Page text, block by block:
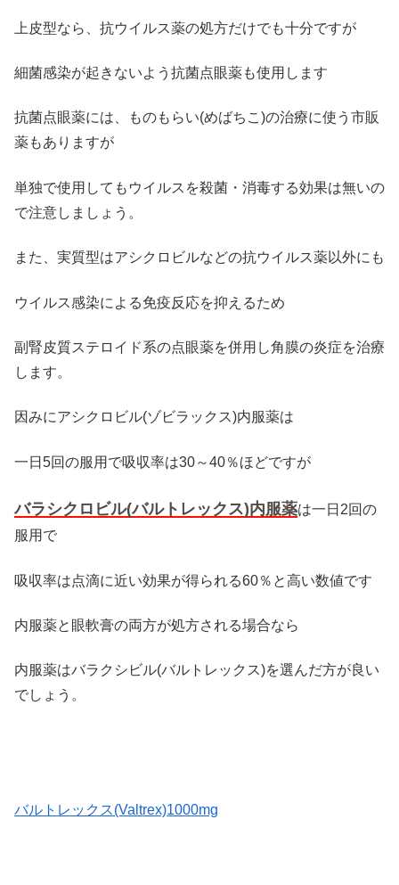
上皮型なら、抗ウイルス薬の処方だけでも十分ですが
細菌感染が起きないよう抗菌点眼薬も使用します
抗菌点眼薬には、ものもらい(めばちこ)の治療に使う市販
薬もありますが
単独で使用してもウイルスを殺菌・消毒する効果は無いの
で注意しましょう。
また、実質型はアシクロビルなどの抗ウイルス薬以外にも
ウイルス感染による免疫反応を抑えるため
副腎皮質ステロイド系の点眼薬を併用し角膜の炎症を治療
します。
因みにアシクロビル(ゾビラックス)内服薬は
一日5回の服用で吸収率は30～40％ほどですが
バラシクロビル(バルトレックス)内服薬は一日2回の
服用で
吸収率は点滴に近い効果が得られる60％と高い数値です
内服薬と眼軟膏の両方が処方される場合なら
内服薬はバラクシビル(バルトレックス)を選んだ方が良い
でしょう。
バルトレックス(Valtrex)1000mg